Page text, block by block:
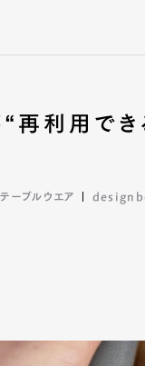
“再利用で
テーブルウエア